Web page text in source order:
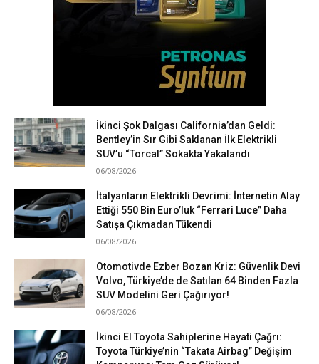
İkinci Şok Dalgası California’dan Geldi:
Bentley’in Sır Gibi Saklanan İlk Elektrikli
SUV’u “Torcal” Sokakta Yakalandı
06/08/2026
İtalyanların Elektrikli Devrimi: İnternetin Alay
Ettiği 550 Bin Euro’luk “Ferrari Luce” Daha
Satışa Çıkmadan Tükendi
06/08/2026
Otomotivde Ezber Bozan Kriz: Güvenlik Devi
Volvo, Türkiye’de de Satılan 64 Binden Fazla
SUV Modelini Geri Çağırıyor!
06/08/2026
İkinci El Toyota Sahiplerine Hayati Çağrı:
Toyota Türkiye’nin “Takata Airbag” Değişim